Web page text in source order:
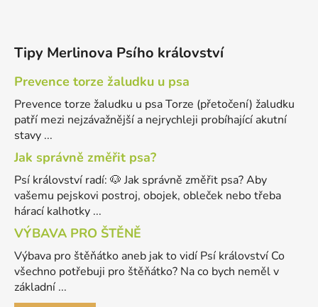
Tipy Merlinova Psího království
Prevence torze žaludku u psa
Prevence torze žaludku u psa Torze (přetočení) žaludku
patří mezi nejzávažnější a nejrychleji probíhající akutní
stavy ...
Jak správně změřit psa?
Psí království radí: 🐶 Jak správně změřit psa? Aby
vašemu pejskovi postroj, obojek, obleček nebo třeba
hárací kalhotky ...
VÝBAVA PRO ŠTĚNĚ
Výbava pro štěňátko aneb jak to vidí Psí království Co
všechno potřebuji pro štěňátko? Na co bych neměl v
základní ...